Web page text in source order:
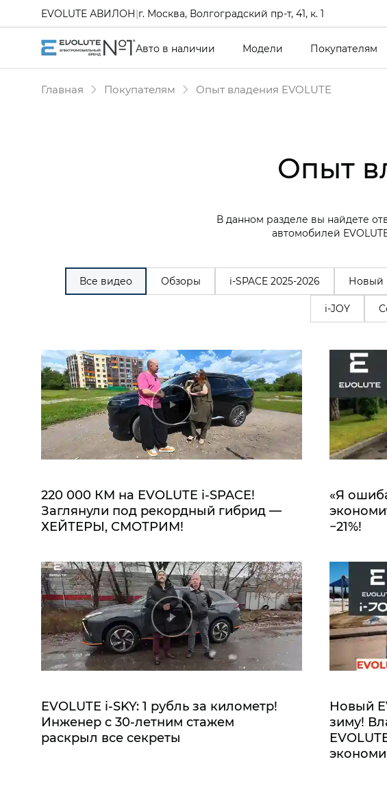
EVOLUTE АВИЛОН|г. Москва, Волгоградский пр-т, 41, к. 1
Авто в наличии Модели Покупателям
Главная Покупателям Опыт владения EVOLUTE
Опыт
В данном разделе вы найдете
автомобилей
Все видео Обзоры i‑SPACE 2025-2026 Новый
i-JOY
220 000 КМ на EVOLUTE i‑SPACE!
Заглянули под рекордный гибрид —
ХЕЙТЕРЫ, СМОТРИМ!
«Я
−21%!
EVOLUTE i‑SKY: 1 рубль за километр!
Инженер с 30-летним стажем
раскрыл все секреты
Новый
зиму!